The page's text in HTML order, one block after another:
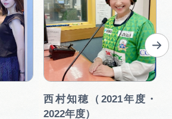
西村知穂（2021年度・
2022年度）